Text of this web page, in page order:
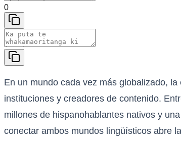
0
En un mundo cada vez más globalizado,
instituciones y creadores de contenido.
millones de hispanohablantes nativos y
conectar ambos mundos lingüísticos abre